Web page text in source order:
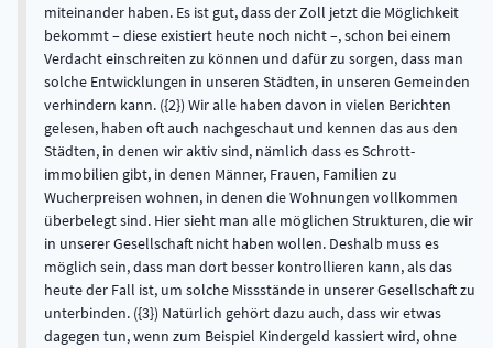
miteinander haben. Es ist gut, dass der Zoll jetzt die Möglichkeit
bekommt – diese existiert heute noch nicht –, schon bei einem
Verdacht einschreiten zu können und dafür zu sorgen, dass man
solche Entwicklungen in unseren Städten, in unseren Gemeinden
verhindern kann. ({2}) Wir alle haben davon in vielen Berichten
gelesen, haben oft auch nachgeschaut und kennen das aus den
Städten, in denen wir aktiv sind, nämlich dass es Schrott­
immobilien gibt, in denen Männer, Frauen, Familien zu
Wucherpreisen wohnen, in denen die Wohnungen vollkommen
überbelegt sind. Hier sieht man alle möglichen Strukturen, die wir
in unserer Gesellschaft nicht haben wollen. Deshalb muss es
möglich sein, dass man dort besser kontrollieren kann, als das
heute der Fall ist, um solche Missstände in unserer Gesellschaft zu
unterbinden. ({3}) Natürlich gehört dazu auch, dass wir etwas
dagegen tun, wenn zum Beispiel Kindergeld kassiert wird, ohne